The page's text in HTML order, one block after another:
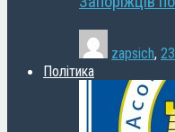
zapsich,
Політика